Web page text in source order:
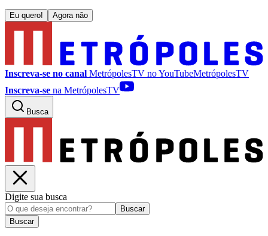
Eu quero! Agora não
Inscreva-se no canal MetrópolesTV noYouTubeMetrópolesTV
Inscreva-se na MetrópolesTV
Busca
Digite sua busca
Buscar
Buscar